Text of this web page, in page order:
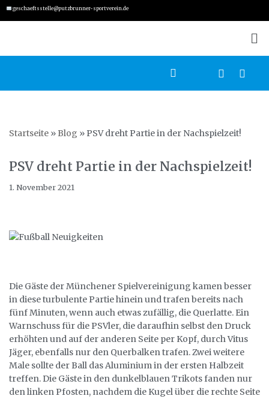
springen
geschaeftsstelle@putzbrunner-sportverein.de
Startseite » Blog » PSV dreht Partie in der Nachspielzeit!
PSV dreht Partie in der Nachspielzeit!
1. November 2021
Die Gäste der Münchener Spielvereinigung kamen besser
in diese turbulente Partie hinein und trafen bereits nach
fünf Minuten, wenn auch etwas zufällig, die Querlatte. Ein
Warnschuss für die PSVler, die daraufhin selbst den Druck
erhöhten und auf der anderen Seite per Kopf, durch Vitus
Jäger, ebenfalls nur den Querbalken trafen. Zwei weitere
Male sollte der Ball das Aluminium in der ersten Halbzeit
treffen. Die Gäste in den dunkelblauen Trikots fanden nur
den linken Pfosten, nachdem die Kugel über die rechte Seite